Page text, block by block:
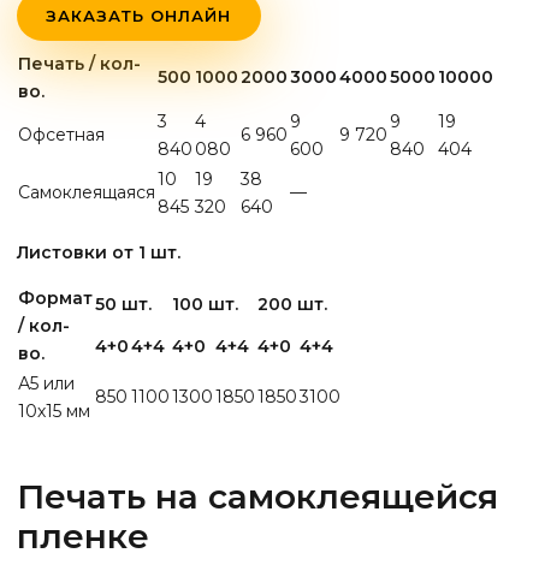
ЗАКАЗАТЬ ОНЛАЙН
Печать / кол-
во.
500 10002000300040005000 10000
Офсетная
3
840
4
080
6 960
9
600
9 720
9
840
19
404
Самоклеящаяся
10
845
19
320
38
640
—
Листовки от 1 шт.
Формат
/ кол-
во.
50 шт. 100 шт.
200 шт.
4+04+4 4+0 4+4 4+0 4+4
А5 или
10х15 мм
850 11001300185018503100
Печать на самоклеящейся
пленке